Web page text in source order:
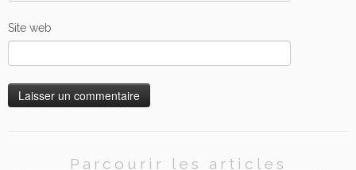
Site web
Parcourir les articles